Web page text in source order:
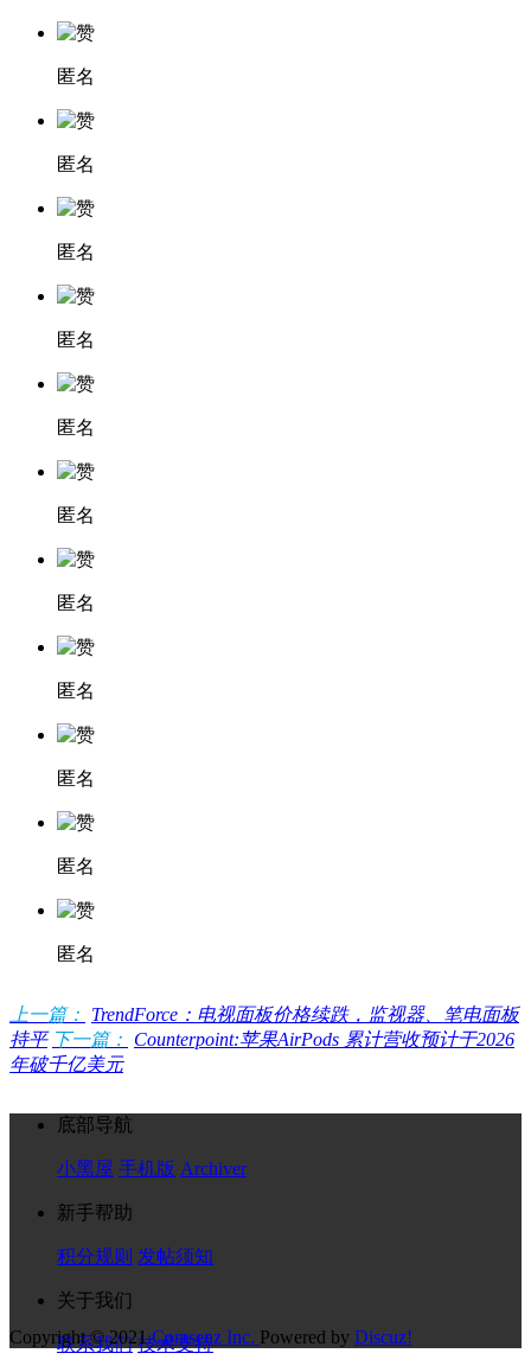
匿名
匿名
匿名
匿名
匿名
匿名
匿名
匿名
匿名
匿名
匿名
上一篇：
TrendForce：电视面板价格续跌，监视器、笔电面板
持平 下一篇：
Counterpoint:苹果AirPods 累计营收预计于2026
年破千亿美元
底部导航
小黑屋 手机版 Archiver
新手帮助
积分规则 发帖须知
关于我们
联系我们 技术支持
Copyright © 2021Comsenz Inc. Powered by Discuz!